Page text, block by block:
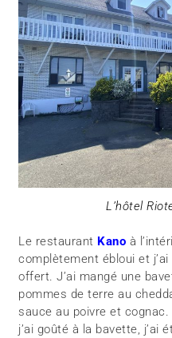
L’hôtel
Le restaurant Kano à
complètement ébloui et j’ai
offert. J’ai mangé une
pommes de terre au
sauce au poivre et
j’ai goûté à la bavette, j’ai